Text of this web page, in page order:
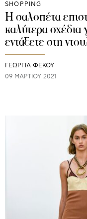
SHOPPING
Η σαλοπέτα
καλύτερα σχέδια
εντάξετε στη
ΓΕΩΡΓΙΑ ΦΕΚΟΥ
09 ΜΑΡΤΊΟΥ 2021